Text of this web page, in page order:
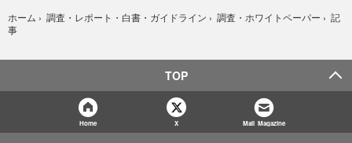
ホーム › 調査・レポート・白書・ガイドライン › 調査・ホワイトペーパー › 記
事
TOP
Home X Mail Magazine